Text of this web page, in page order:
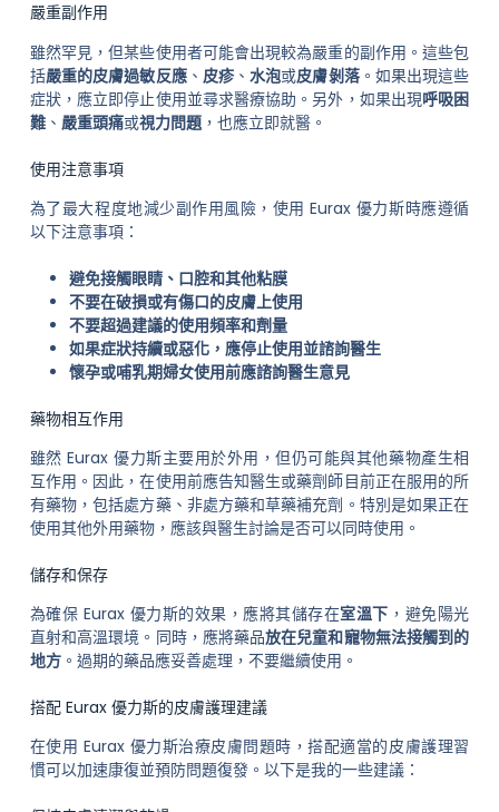
嚴重副作用
雖然罕見，但某些使用者可能會出現較為嚴重的副作用。這些包
括嚴重的皮膚過敏反應、 皮疹、水泡或皮膚剝落。如果出現這些
症狀，應立即停止使用並尋求醫療協助。另外，如果出現呼吸困
難、 嚴重頭痛或視力問題，也應立即就醫。
使用注意事項
為了最大程度地減少副作用風險，使用 Eurax 優力斯時應遵循
以下注意事項：
避免接觸眼睛、口腔和其他粘膜
不要在破損或有傷口的皮膚上使用
不要超過建議的使用頻率和劑量
如果症狀持續或惡化，應停止使用並諮詢醫生
懷孕或哺乳期婦女使用前應諮詢醫生意見
藥物相互作用
雖然 Eurax 優力斯主要用於外用，但仍可能與其他藥物產生相
互作用。因此，在使用前應告知醫生或藥劑師目前正在服用的所
有藥物，包括處方藥、非處方藥和草藥補充劑。特別是如果正在
使用其他外用藥物，應該與醫生討論是否可以同時使用。
儲存和保存
為確保 Eurax 優力斯的效果，應將其儲存在室溫下 ，避免陽光
直射和高溫環境。同時，應將藥品放在兒童和寵物無法接觸到的
地方。過期的藥品應妥善處理，不要繼續使用。
搭配 Eurax 優力斯的皮膚護理建議
在使用 Eurax 優力斯治療皮膚問題時，搭配適當的皮膚護理習
慣可以加速康復並預防問題復發。以下是我的一些建議：